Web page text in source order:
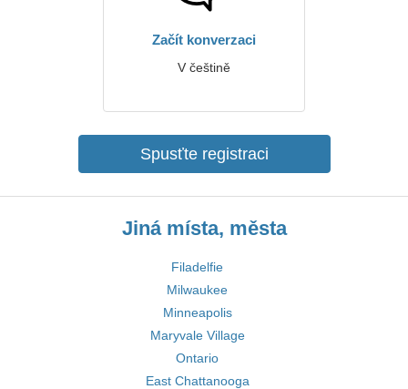
Začít konverzaci
V češtině
Spusťte registraci
Jiná místa, města
Filadelfie
Milwaukee
Minneapolis
Maryvale Village
Ontario
East Chattanooga